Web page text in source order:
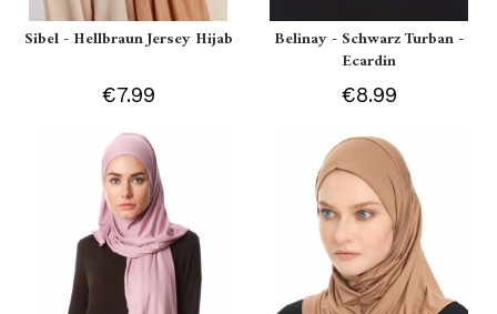
Sibel - Hellbraun Jersey Hijab
€7.99
Belinay - Schwarz Turban -
Ecardin
€8.99